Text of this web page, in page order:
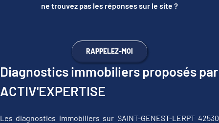
ne trouvez pas les réponses sur le site ?
RAPPELEZ-MOI
Diagnostics immobiliers proposés par
ACTIV'EXPERTISE
Les diagnostics immobiliers sur SAINT-GENEST-LERPT 42530